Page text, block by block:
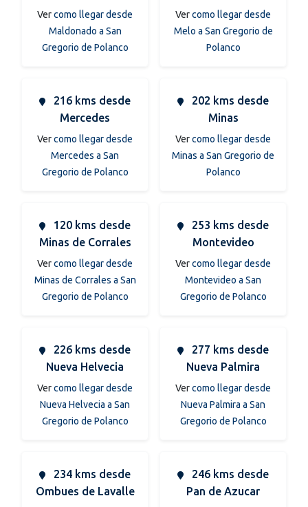
Vercomo llegar desde
Maldonado a San
Gregorio de Polanco
Vercomo llegar desde
Melo a San Gregorio de
Polanco
216 kms desde
Mercedes
Vercomo llegar desde
Mercedes a San
Gregorio de Polanco
202 kms desde
Minas
Vercomo llegar desde
Minas a San Gregorio de
Polanco
120 kms desde
Minas de Corrales
Vercomo llegar desde
Minas de Corrales a San
Gregorio de Polanco
253 kms desde
Montevideo
Vercomo llegar desde
Montevideo a San
Gregorio de Polanco
226 kms desde
Nueva Helvecia
Vercomo llegar desde
Nueva Helvecia a San
Gregorio de Polanco
277 kms desde
Nueva Palmira
Vercomo llegar desde
Nueva Palmira a San
Gregorio de Polanco
234 kms desde
Ombues de Lavalle
246 kms desde
Pan de Azucar